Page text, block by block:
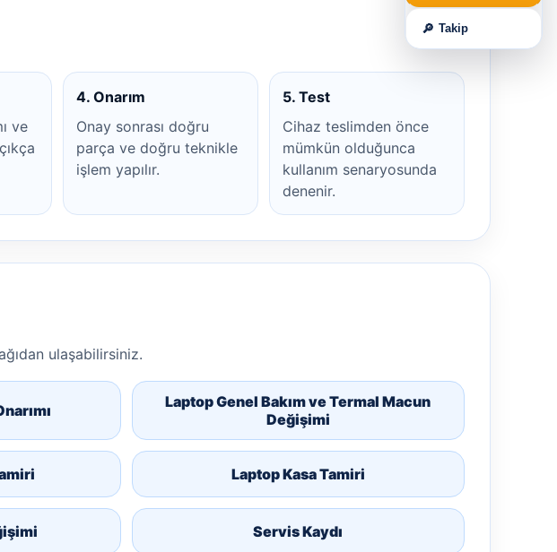
ve
4. Onarım
Onay sonrası doğru
parça ve doğru teknikle
işlem yapılır.
5. Test
Cihaz teslimden önce
mümkün olduğunca
kullanım senaryosunda
denenir.
ulaşabilirsiniz.
Laptop Genel Bakım ve Termal Macun
Değişimi
Laptop Kasa Tamiri
Servis Kaydı
🔎 Takip